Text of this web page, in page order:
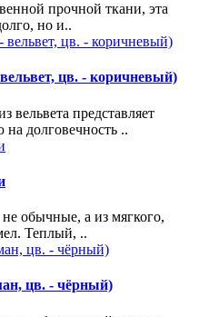
прочной ткани, эта
но и..
цв. - коричневый)
вельвета представляет
долговечность ..
обычные, а из мягкого,
Теплый, ..
цв. - чёрный)